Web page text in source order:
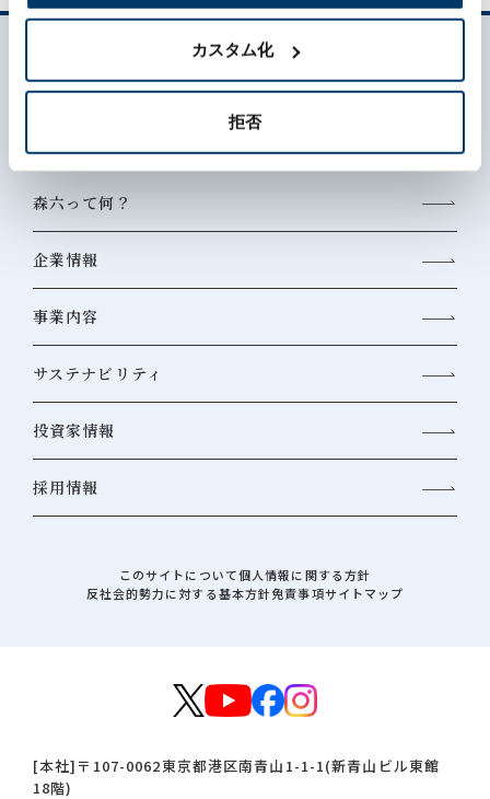
カスタム化
拒否
[本社] 〒107-0062東京都港区南青山1-1-1(新青山ビル東館
18階)
森六って何？
企業情報
事業内容
サステナビリティ
投資家情報
採用情報
このサイトについて個人情報に関する方針
反社会的勢力に対する基本方針免責事項サイトマップ